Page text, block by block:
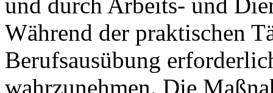
Während der praktischen
Berufsausübung
wahrzunehmen. Die